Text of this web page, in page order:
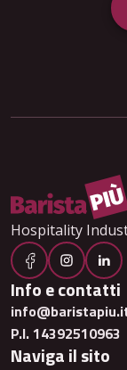
Hospitality
Info e contatti
P.I. 14392510963
Naviga il sito